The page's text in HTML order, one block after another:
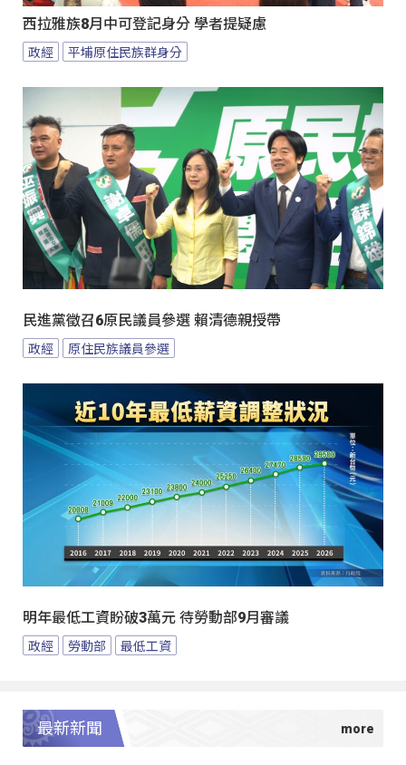
西拉雅族8月中可登記身分 學者提疑慮
政經 平埔原住民族群身分
民進黨徵召6原民議員參選 賴清德親授帶
政經 原住民族議員參選
明年最低工資盼破3萬元 待勞動部9月審議
政經 勞動部 最低工資
最新新聞